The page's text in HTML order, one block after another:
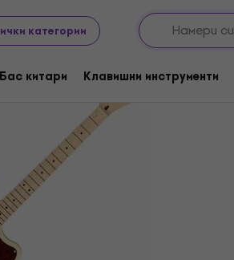
категории
Бас китари Клавишни инструменти
Електрически китари Jazzmaster